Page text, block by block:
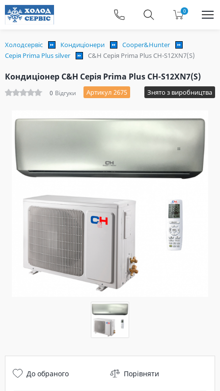
0
Холодсервіс Кондиціонери
Cooper&Hunter
Серія Prima Plus silver
C&H Серія Prima Plus CH-S12XN7(S)
Кондиціонер C&H Серія Prima Plus CH-S12XN7(S)
0 Відгуки Артикул 2675 Знято з виробництва
До обраного Порівняти